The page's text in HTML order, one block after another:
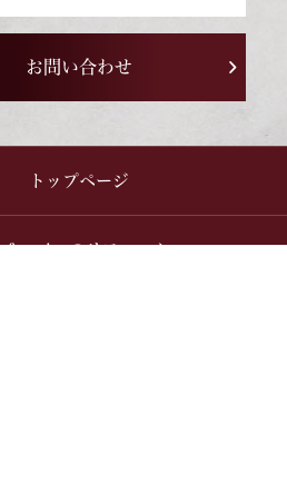
お問い合わせ
トップページ
のリフォーム